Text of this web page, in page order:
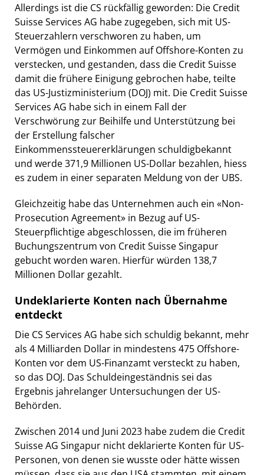
Allerdings ist die CS rückfällig geworden: Die Credit
Suisse Services AG habe zugegeben, sich mit US-
Steuerzahlern verschworen zu haben, um
Vermögen und Einkommen auf Offshore-Konten zu
verstecken, und gestanden, dass die Credit Suisse
damit die frühere Einigung gebrochen habe, teilte
das US-Justizministerium (DOJ) mit. Die Credit Suisse
Services AG habe sich in einem Fall der
Verschwörung zur Beihilfe und Unterstützung bei
der Erstellung falscher
Einkommenssteuererklärungen schuldigbekannt
und werde 371,9 Millionen US-Dollar bezahlen, hiess
es zudem in einer separaten Meldung von der UBS.
Gleichzeitig habe das Unternehmen auch ein «Non-
Prosecution Agreement» in Bezug auf US-
Steuerpflichtige abgeschlossen, die im früheren
Buchungszentrum von Credit Suisse Singapur
gebucht worden waren. Hierfür würden 138,7
Millionen Dollar gezahlt.
Undeklarierte Konten nach Übernahme
entdeckt
Die CS Services AG habe sich schuldig bekannt, mehr
als 4 Milliarden Dollar in mindestens 475 Offshore-
Konten vor dem US-Finanzamt versteckt zu haben,
so das DOJ. Das Schuldeingeständnis sei das
Ergebnis jahrelanger Untersuchungen der US-
Behörden.
Zwischen 2014 und Juni 2023 habe zudem die Credit
Suisse AG Singapur nicht deklarierte Konten für US-
Personen, von denen sie wusste oder hätte wissen